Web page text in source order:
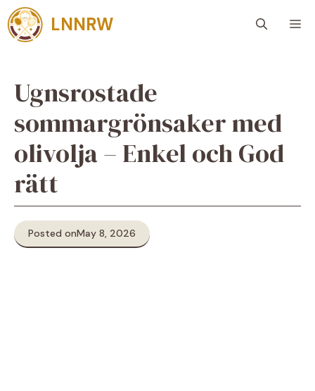
Skip
to
content
LNNRW
Ugnsrostade
sommargrönsaker med
olivolja – Enkel och God
rätt
Posted onMay 8, 2026